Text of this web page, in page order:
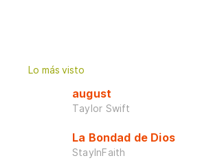
Lo más visto
august
Taylor Swift
La Bondad de Dios
StayInFaith